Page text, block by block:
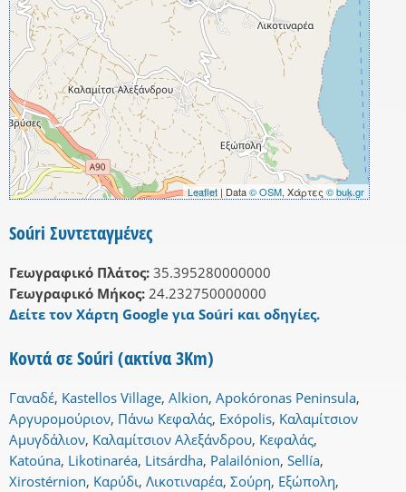
Leaflet | Data© OSM, Χάρτες© buk.gr
Soúri Συντεταγμένες
Γεωγραφικό Πλάτος: 35.395280000000
Γεωγραφικό Μήκος: 24.232750000000
Δείτε τον Χάρτη Google για Soúri και οδηγίες.
Κοντά σε Soúri (ακτίνα 3Km)
Γαναδέ, Kastellos Village, Alkion, Apokóronas Peninsula,
Αργυρομούριον, Πάνω Κεφαλάς, Exópolis, Καλαμίτσιον
Αμυγδάλιον, Καλαμίτσιον Αλεξάνδρου, Κεφαλάς,
Katoúna, Likotinaréa, Litsárdha, Palailónion, Sellía,
Xirostérnion, Καρύδι, Λικοτιναρέα, Σούρη, Εξώπολη,